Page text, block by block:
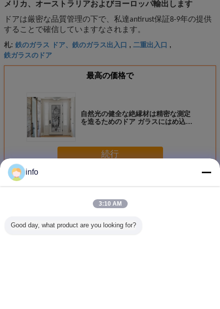
メリカ、オーストラリアおよびヨーロッパ輸出します
ドアは厳密な品質管理の下で、私達antirust保証8-9年の提供
することで確信していますなされます。
札: 鉄のガラス ドア、鉄のガラス出入口 , 二重出入口 ,
鉄ガラスのドア
最高の価格で
自然光の健全な絶縁材は精密な測定
を造るためのドア ガラスにはめ込み
続行
多く錬鉄ガラス
info
3:10 AM
Good day, what product are you looking for?